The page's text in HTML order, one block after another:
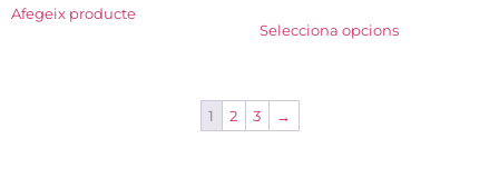
Afegeix producte
Selecciona opcions
1 2 3 →